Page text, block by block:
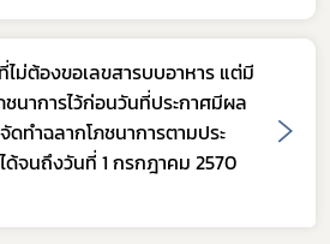
ม่ต้องขอเลขสารบบอาหาร แต่มี
นาการไว้ก่อนวันที่ประกาศมีผล
ดทำฉลากโภชนาการตามประ
ด้จนถึงวันที่ 1 กรกฎาคม 2570